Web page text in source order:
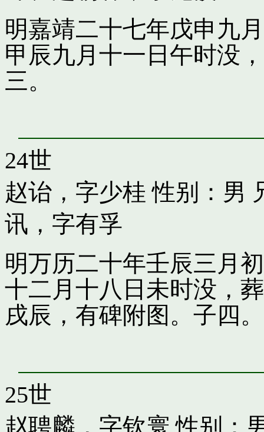
明嘉靖二十七年戊申九
甲辰九月十一日午时没
三。
24世
赵诒，字少桂 性别：男
讯，字有孚
明万历二十年壬辰三月
十二月十八日未时没，
戌辰，有碑附图。子四。
25世
赵聘麟，字钦寰 性别：